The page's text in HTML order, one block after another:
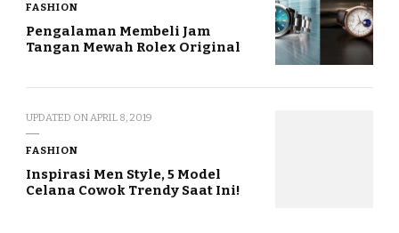
FASHION
Pengalaman Membeli Jam
Tangan Mewah Rolex Original
UPDATED ONAPRIL 8, 2019
FASHION
Inspirasi Men Style, 5 Model
Celana Cowok Trendy Saat Ini!